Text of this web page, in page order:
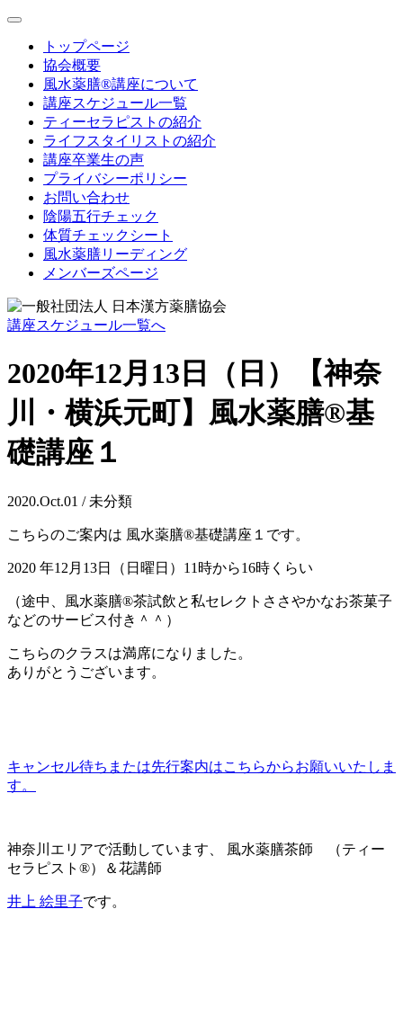
toggle
navigationトップページ
協会概要
風水薬膳®講座について
講座スケジュール一覧
ティーセラピストの紹介
ライフスタイリストの紹介
講座卒業生の声
プライバシーポリシー
お問い合わせ
陰陽五行チェック
体質チェックシート
風水薬膳リーディング
メンバーズページ
講座スケジュール一覧へ
2020年12月13日（日）【神奈
川・横浜元町】風水薬膳®︎基
礎講座１
2020.Oct.01 / 未分類
こちらのご案内は 風水薬膳®︎基礎講座１です。
2020 年12月13日（日曜日）11時から16時くらい
（途中、風水薬膳®︎茶試飲と私セレクトささやかなお茶菓子
などのサービス付き＾＾）
こちらのクラスは満席になりました。
ありがとうございます。
キャンセル待ちまたは先行案内はこちらからお願いいたしま
す。
神奈川エリアで活動しています、 風水薬膳茶師 （ティー
セラピスト®︎）＆花講師
井上 絵里子です。